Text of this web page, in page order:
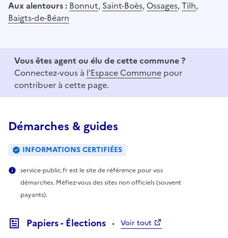
Aux alentours : Bonnut, Saint-Boès, Ossages,Tilh,
Baigts-de-Béarn
Vous êtes agent ou élu de cette commune ?
Connectez-vous à l'Espace Commune pour
contribuer à cette page.
Démarches & guides
INFORMATIONS CERTIFIÉES
service-public.fr est le site de référence pour vos
démarches. Méfiez-vous des sites non officiels (souvent
payants).
Papiers - Élections Voir tout